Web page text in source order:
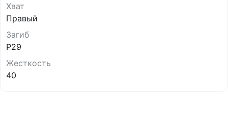
Хват
Правый
Загиб
P29
Жесткость
40